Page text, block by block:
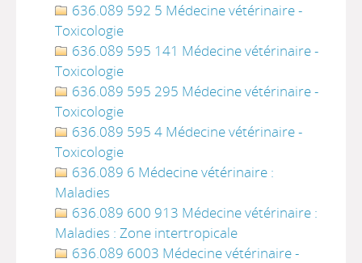
636.089 592 5 Médecine vétérinaire -
Toxicologie
636.089 595 141 Médecine vétérinaire -
Toxicologie
636.089 595 295 Médecine vétérinaire -
Toxicologie
636.089 595 4 Médecine vétérinaire -
Toxicologie
636.089 6 Médecine vétérinaire :
Maladies
636.089 600 913 Médecine vétérinaire :
Maladies : Zone intertropicale
636.089 6003 Médecine vétérinaire -